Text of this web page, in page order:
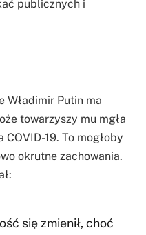
publicznych i
Władimir Putin ma
towarzyszy mu mgła
19. To mogłoby
okrutne zachowania.
się zmienił, choć